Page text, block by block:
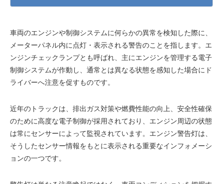
車両のエンジンや制御システムに何らかの異常を検知した際に、
メーターパネル内に点灯・表示される警告のことを指します。エ
ンジンチェックランプとも呼ばれ、主にエンジンを管理する電子
制御システムが作動し、通常とは異なる状態を感知した場合にド
ライバーへ注意を促すものです。
近年のトラックは、排出ガス対策や燃費性能の向上、安全性確保
のために高度な電子制御が採用されており、エンジン周辺の状態
は常にセンサーによって監視されています。エンジン警告灯は、
そうしたセンサー情報をもとに表示される重要なインフォメーシ
ョンの一つです。